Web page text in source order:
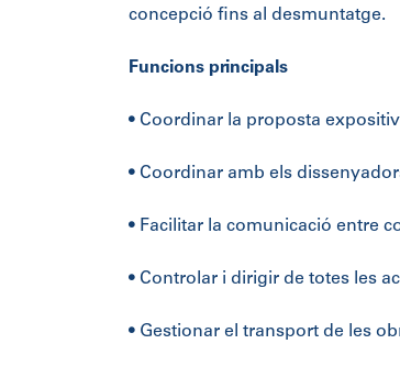
concepció fins al desmuntatge.
Funcions principals
• Coordinar la proposta
• Coordinar amb els
• Facilitar la comunicació entre
• Controlar i dirigir de totes les
• Gestionar el transport de les